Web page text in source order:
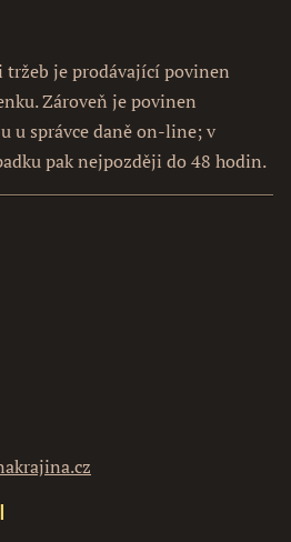
tržeb je prodávající povinen
Zároveň je povinen
u správce daně on-line; v
pak nejpozději do 48 hodin.